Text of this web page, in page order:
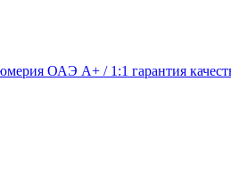
ОАЭ A+ / 1:1 гарантия